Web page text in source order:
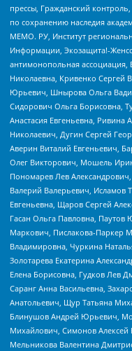
прессы, Гражданский
по сохранению наследия
МЕМО. РУ, Институт
Информации, Экозащита!-
антимонопольная ассоциация,
Николаевна, Кривенко Сергей
Юрьевич, Шнырова Ольга
Сидорович Ольга Борисовна,
Анастасия Евгеньевна, Ривина
Николаевич, Дугин Сергей
Аверин Виталий Евгеньевич,
Олег Викторович, Мошель
Пономарев Лев
Валерий Валерьевич, Исламов
Евгеньевна, Щаров Сергей
Гасан Ольга Павловна, Паутов
Маркович, Пислакова-Паркер
Владимировна, Чуркина
Золотарева Екатерина
Елена Борисовна, Гудков Лев
Саранг Анна Васильевна,
Анатольевич, Щур Татьяна
Блинушов Андрей Юрьевич,
Михайлович, Симонов Алексей
Мельникова Валентина